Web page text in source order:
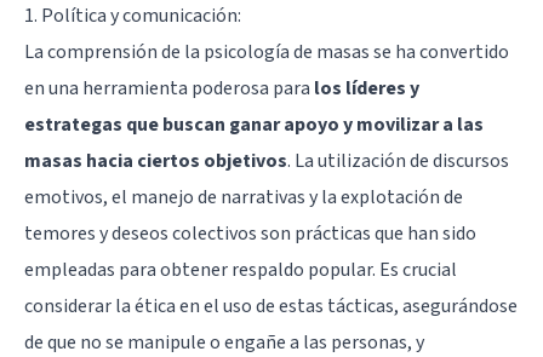
1. Política y comunicación:
La comprensión de la psicología de masas se ha convertido
en una herramienta poderosa para los líderes y
estrategas que buscan ganar apoyo y movilizar a las
masas hacia ciertos objetivos. La utilización de discursos
emotivos, el manejo de narrativas y la explotación de
temores y deseos colectivos son prácticas que han sido
empleadas para obtener respaldo popular. Es crucial
considerar la ética en el uso de estas tácticas, asegurándose
de que no se manipule o engañe a las personas, y